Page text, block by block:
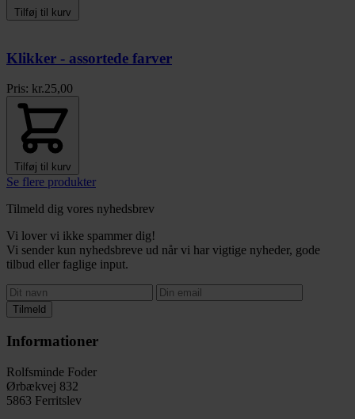
Tilføj til kurv
Klikker - assortede farver
Pris: kr.25,00
Tilføj til kurv
Se flere produkter
Tilmeld dig vores nyhedsbrev
Vi lover vi ikke spammer dig!
Vi sender kun nyhedsbreve ud når vi har vigtige nyheder, gode
tilbud eller faglige input.
Tilmeld
Informationer
Rolfsminde Foder
Ørbækvej 832
5863 Ferritslev